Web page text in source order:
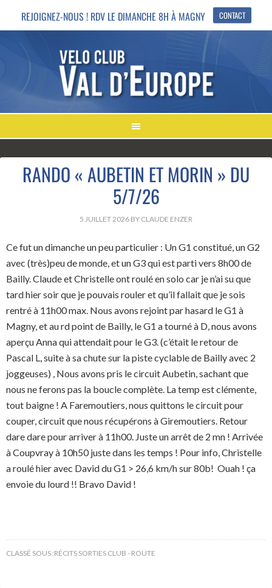
REJOIGNEZ-NOUS ! RDV LE DIMANCHE 8H À MAGNY CONTACT
RANDO « AUBETIN ET MORIN » DU
5/7/26
5 JUILLET 2026 BY CLAUDE ENZER
Ce fut un dimanche un peu particulier : Un G1 constitué, un G2
avec (très)peu de monde, et un G3 qui est parti vers 8h00 de
Bailly. Claude et Christelle ont roulé en solo car je n’ai su que
tard hier soir que je pouvais rouler et qu’il fallait que je sois
rentré à 11h00 max. Nous avons rejoint par hasard le G1 à
Magny, et au rd point de Bailly, le G1 a tourné à D, nous avons
aperçu Anna qui attendait pour le G3. (c’était le retour de
Pascal L, suite à sa chute sur la piste cyclable de Bailly avec 2
joggeuses) , Nous avons pris le circuit Aubetin, sachant que
nous ne ferons pas la boucle complète. La temp est clémente,
tout baigne ! A Faremoutiers, nous quittons le circuit pour
couper, circuit que nous récupérons à Giremoutiers. Retour
dare dare pour arriver à 11h00. Juste un arrêt de 2 mn ! Arrivée
à Coupvray à 10h50 juste dans les temps ! Pour info, Christelle
a roulé hier avec David du G1 > 26,6 km/h sur 80b! Ouah ! ça
envoie du lourd !! Bravo David !
CLASSÉ SOUS :RÉCITS SORTIES CLUB - ROUTE